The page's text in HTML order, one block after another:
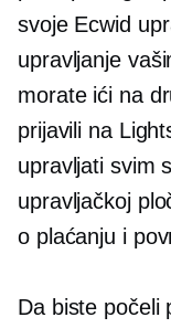
svoje Ecwid
upravljanje
morate ići na
prijavili na
upravljati svim
upravljačkoj
o plaćanju i
Da biste počeli